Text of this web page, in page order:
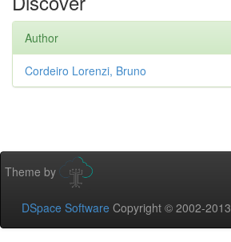
Author
Cordeiro Lorenzi, Bruno
Theme by
DSpace Software Copyright © 2002-2013